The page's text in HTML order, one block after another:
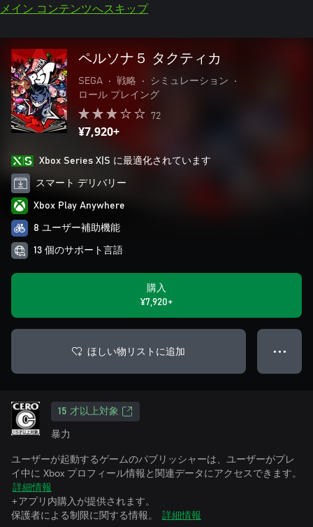
メイン コンテンツへスキップ
ペルソナ５ タクティカ
SEGA • 戦略 • シミュレーション
•
ロール プレイング
72
¥7,920+
Xbox Series X|S に最適化されています
スマート デリバリー
Xbox Play Anywhere
8 ユーザー補助機能
13 個のサポート言語
購入
¥7,920+
ほしい物リストに追加 ● ● ●
15 才以上対象
暴力
ユーザーが起動するゲームのパブリッシャーは、ユーザーがプレ
イ中に Xbox プロフィール情報と関連データにアクセスできます。
詳細情報
+アプリ内購入が提供されます。
保護者による制限に関する情報。
詳細情報